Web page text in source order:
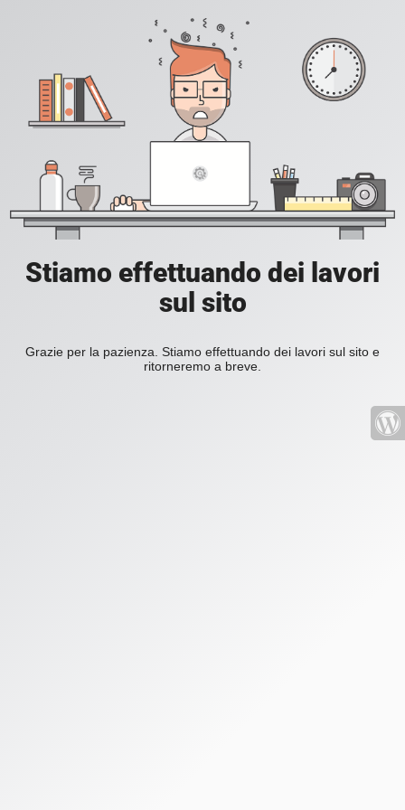
Stiamo effettuando dei lavori
sul sito
Grazie per la pazienza. Stiamo effettuando dei lavori sul sito e
ritorneremo a breve.